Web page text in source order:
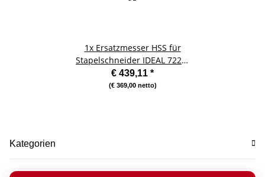
1x Ersatzmesser HSS für
Stapelschneider IDEAL 7228-
95
€ 439,11 *
(€ 369,00 netto)
Kategorien